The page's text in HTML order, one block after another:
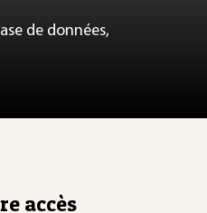
de données,
accès